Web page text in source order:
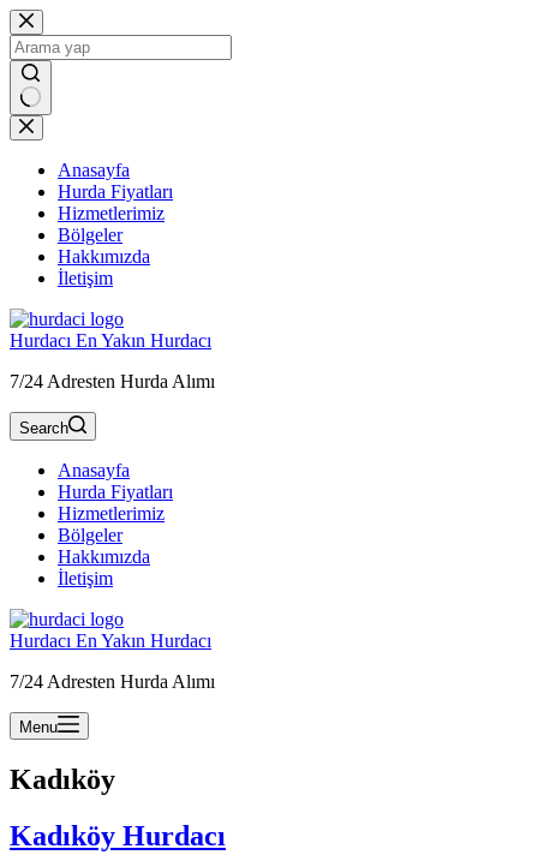
Skip
to
content
Anasayfa
Hurda Fiyatları
Hizmetlerimiz
Bölgeler
Hakkımızda
İletişim
Hurdacı En Yakın Hurdacı
7/24 Adresten Hurda Alımı
Search
Anasayfa
Hurda Fiyatları
Hizmetlerimiz
Bölgeler
Hakkımızda
İletişim
Hurdacı En Yakın Hurdacı
7/24 Adresten Hurda Alımı
Menu
Kadıköy
Kadıköy Hurdacı